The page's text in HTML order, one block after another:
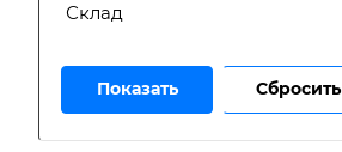
Склад
Сбросить